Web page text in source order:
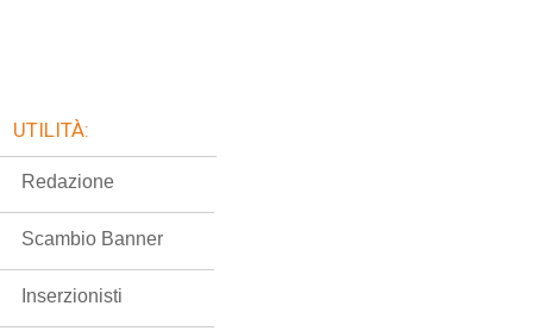
UTILITÀ:
Redazione
Scambio Banner
Inserzionisti